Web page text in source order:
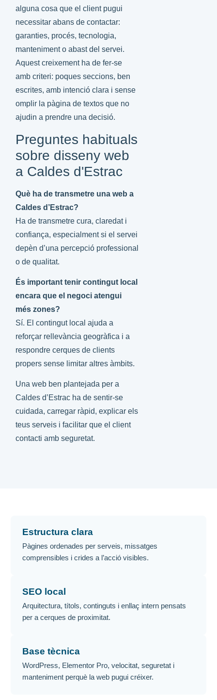
alguna cosa que el client pugui
necessitar abans de contactar:
garanties, procés, tecnologia,
manteniment o abast del servei.
Aquest creixement ha de fer-se
amb criteri: poques seccions, ben
escrites, amb intenció clara i sense
omplir la pàgina de textos que no
ajudin a prendre una decisió.
Preguntes habituals
sobre disseny web
a Caldes d'Estrac
Què ha de transmetre una web a
Caldes d’Estrac?
Ha de transmetre cura, claredat i
confiança, especialment si el servei
depèn d’una percepció professional
o de qualitat.
És important tenir contingut local
encara que el negoci atengui
més zones?
Sí. El contingut local ajuda a
reforçar rellevància geogràfica i a
respondre cerques de clients
propers sense limitar altres àmbits.
Una web ben plantejada per a
Caldes d’Estrac ha de sentir-se
cuidada, carregar ràpid, explicar els
teus serveis i facilitar que el client
contacti amb seguretat.
Estructura clara
Pàgines ordenades per serveis, missatges
comprensibles i crides a l’acció visibles.
SEO local
Arquitectura, títols, continguts i enllaç intern pensats
per a cerques de proximitat.
Base tècnica
WordPress, Elementor Pro, velocitat, seguretat i
manteniment perquè la web pugui créixer.